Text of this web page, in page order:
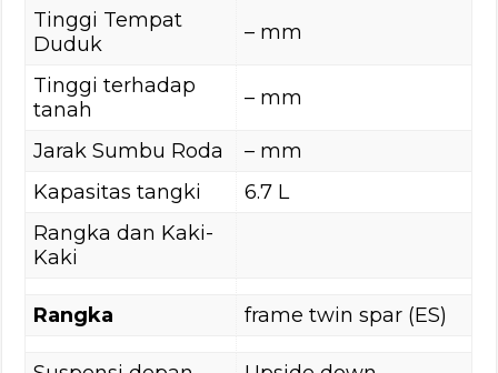
Tinggi Tempat
Duduk
– mm
Tinggi terhadap
tanah
– mm
Jarak Sumbu Roda
– mm
Kapasitas tangki
6.7 L
Rangka dan Kaki-
Kaki
Rangka frame twin spar (ES)